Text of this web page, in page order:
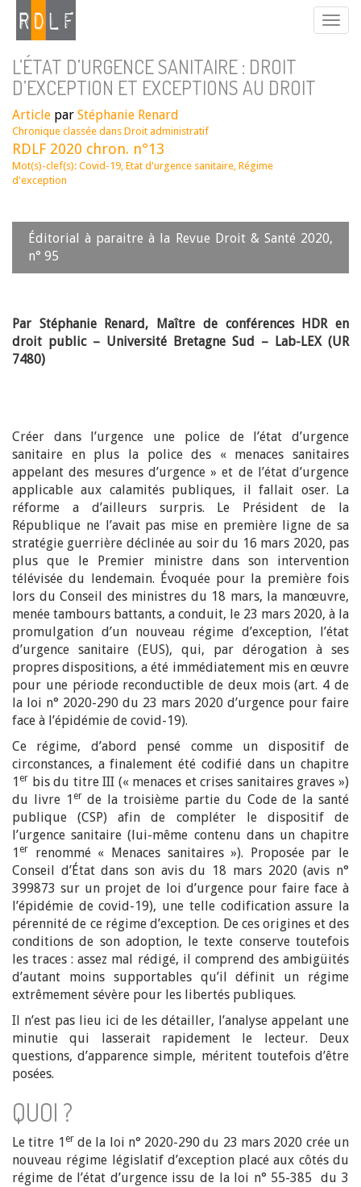
L’ÉTAT D’URGENCE SANITAIRE : DROIT
D’EXCEPTION ET EXCEPTIONS AU DROIT
Article par Stéphanie Renard
Chronique classée dans Droit administratif
RDLF 2020 chron. n°13
Mot(s)-clef(s): Covid-19, Etat d'urgence sanitaire, Régime
d'exception
Éditorial à paraitre à la Revue Droit & Santé 2020,
n° 95
Par Stéphanie Renard, Maître de conférences HDR en
droit public – Université Bretagne Sud – Lab-LEX (UR
7480)
Créer dans l’urgence une police de l’état d’urgence
sanitaire en plus la police des « menaces sanitaires
appelant des mesures d’urgence » et de l’état d’urgence
applicable aux calamités publiques, il fallait oser. La
réforme a d’ailleurs surpris. Le Président de la
République ne l’avait pas mise en première ligne de sa
stratégie guerrière déclinée au soir du 16 mars 2020, pas
plus que le Premier ministre dans son intervention
télévisée du lendemain. Évoquée pour la première fois
lors du Conseil des ministres du 18 mars, la manœuvre,
menée tambours battants, a conduit, le 23 mars 2020, à la
promulgation d’un nouveau régime d’exception, l’état
d’urgence sanitaire (EUS), qui, par dérogation à ses
propres dispositions, a été immédiatement mis en œuvre
pour une période reconductible de deux mois (art. 4 de
la loi n° 2020-290 du 23 mars 2020 d’urgence pour faire
face à l’épidémie de covid-19).
Ce régime, d’abord pensé comme un dispositif de
circonstances, a finalement été codifié dans un chapitre
1 er bis du titre III (« menaces et crises sanitaires graves »)
du livre 1 erde la troisième partie du Code de la santé
publique (CSP) afin de compléter le dispositif de
l’urgence sanitaire (lui-même contenu dans un chapitre
1 er
renommé « Menaces sanitaires »). Proposée par le
Conseil d’État dans son avis du 18 mars 2020 (avis n°
399873 sur un projet de loi d’urgence pour faire face à
l’épidémie de covid-19), une telle codification assure la
pérennité de ce régime d’exception. De ces origines et des
conditions de son adoption, le texte conserve toutefois
les traces : assez mal rédigé, il comprend des ambigüités
d’autant moins supportables qu’il définit un régime
extrêmement sévère pour les libertés publiques.
Il n’est pas lieu ici de les détailler, l’analyse appelant une
minutie qui lasserait rapidement le lecteur. Deux
questions, d’apparence simple, méritent toutefois d’être
posées.
QUOI ?
Le titre 1 erde la loi n° 2020-290 du 23 mars 2020 crée un
nouveau régime législatif d’exception placé aux côtés du
régime de l’état d’urgence issu de la loi n° 55-385 du 3